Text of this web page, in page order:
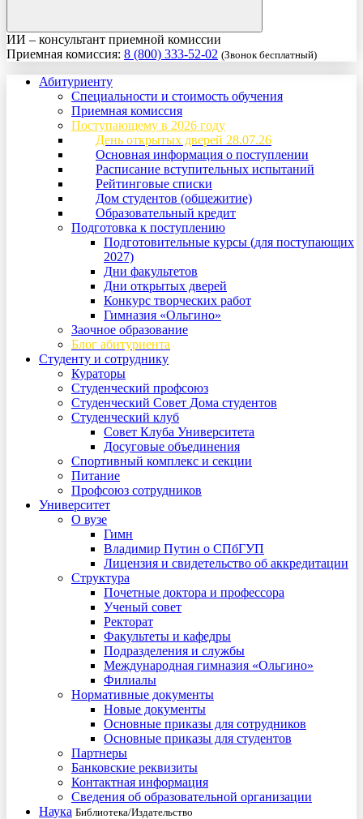
ИИ – консультант приемной комиссии
Приемная комиссия: 8 (800) 333-52-02 (Звонок бесплатный)
Абитуриенту
Специальности и стоимость обучения
Приемная комиссия
Поступающему в 2026 году
День открытых дверей 28.07.26
Основная информация о поступлении
Расписание вступительных испытаний
Рейтинговые списки
Дом студентов (общежитие)
Образовательный кредит
Подготовка к поступлению
Подготовительные курсы (для поступающих
2027)
Дни факультетов
Дни открытых дверей
Конкурс творческих работ
Гимназия «Ольгино»
Заочное образование
Блог абитуриента
Студенту и сотруднику
Кураторы
Студенческий профсоюз
Студенческий Совет Дома студентов
Студенческий клуб
Совет Клуба Университета
Досуговые объединения
Спортивный комплекс и секции
Питание
Профсоюз сотрудников
Университет
О вузе
Гимн
Владимир Путин о СПбГУП
Лицензия и свидетельство об аккредитации
Структура
Почетные доктора и профессора
Ученый совет
Ректорат
Факультеты и кафедры
Подразделения и службы
Международная гимназия «Ольгино»
Филиалы
Нормативные документы
Новые документы
Основные приказы для сотрудников
Основные приказы для студентов
Партнеры
Банковские реквизиты
Контактная информация
Сведения об образовательной организации
Наука Библиотека/Издательство